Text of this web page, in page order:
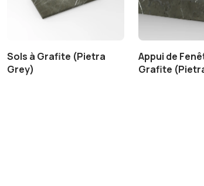
Sols à Grafite (Pietra
Grey)
Appui de
Grafite